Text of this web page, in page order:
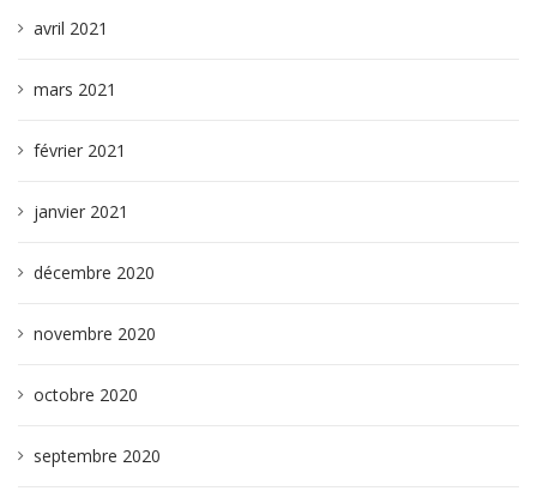
avril 2021
mars 2021
février 2021
janvier 2021
décembre 2020
novembre 2020
octobre 2020
septembre 2020